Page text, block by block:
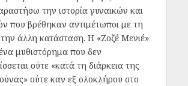
την ιστορία γυναικών και
που βρέθηκαν αντιμέτωποι με τη
άλλη κατάσταση. Η «Ζοζέ Μενιέ»
ένα μυθιστόρημα που δεν
ούτε «κατά τη διάρκεια της
ούτε καν εξ ολοκλήρου στο